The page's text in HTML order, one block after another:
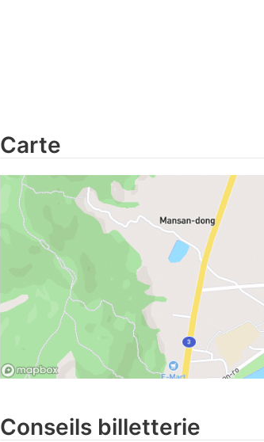
Carte
Conseils billetterie